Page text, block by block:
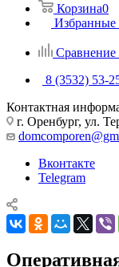
Корзина0
Избранные
Сравнение
8 (3532) 53-
Контактная
г. Оренбург, ул.
Вконтакте
Telegram